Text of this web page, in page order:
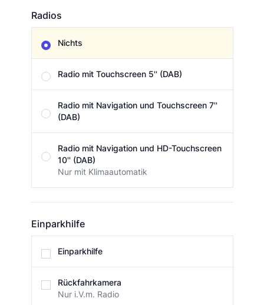
Radios
Nichts
Radio mit Touchscreen 5'' (DAB)
Radio mit Navigation und Touchscreen 7''
(DAB)
Radio mit Navigation und HD-Touchscreen
10'' (DAB)
Nur mit Klimaautomatik
Einparkhilfe
Einparkhilfe
Rückfahrkamera
Nur i.V.m. Radio